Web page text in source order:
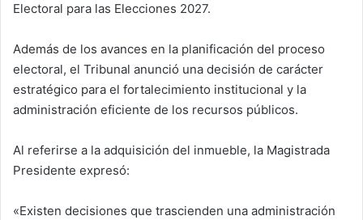
Electoral para las Elecciones 2027.
Además de los avances en la planificación del proceso
electoral, el Tribunal anunció una decisión de carácter
estratégico para el fortalecimiento institucional y la
administración eficiente de los recursos públicos.
Al referirse a la adquisición del inmueble, la Magistrada
Presidente expresó:
«Existen decisiones que trascienden una administración